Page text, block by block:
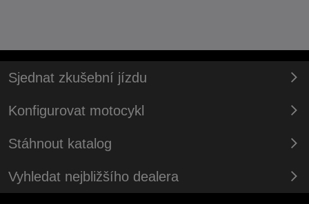
Sjednat zkušební jízdu
Konfigurovat motocykl
Stáhnout katalog
Vyhledat nejbližšího dealera